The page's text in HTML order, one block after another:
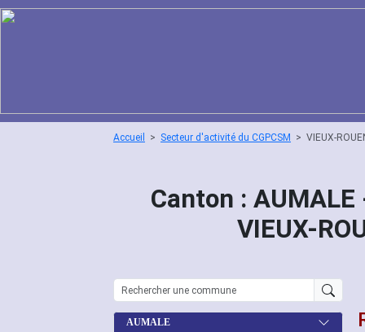
Accueil Secteur d'activité du CGPCSM VIEUX-
Canton :
VIEUX-
AUMALE